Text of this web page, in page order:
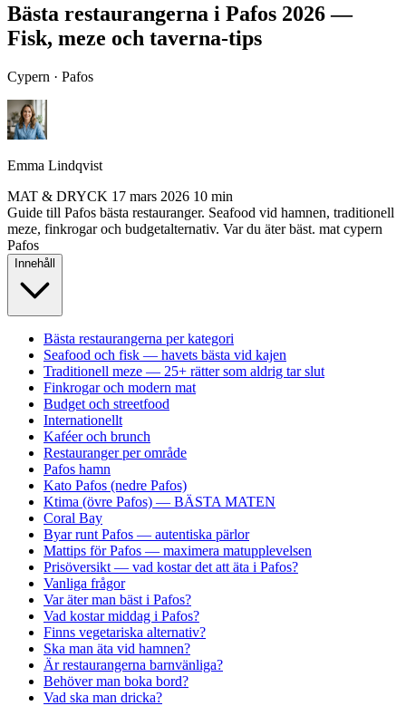
Bästa restaurangerna i Pafos 2026 —
Fisk, meze och taverna-tips
Cypern · Pafos
Emma Lindqvist
MAT & DRYCK 17 mars 2026 10 min
Guide till Pafos bästa restauranger. Seafood vid hamnen, traditionell
meze, finkrogar och budgetalternativ. Var du äter bäst. mat cypern
Pafos
Innehåll
Bästa restaurangerna per kategori
Seafood och fisk — havets bästa vid kajen
Traditionell meze — 25+ rätter som aldrig tar slut
Finkrogar och modern mat
Budget och streetfood
Internationellt
Kaféer och brunch
Restauranger per område
Pafos hamn
Kato Pafos (nedre Pafos)
Ktima (övre Pafos) — BÄSTA MATEN
Coral Bay
Byar runt Pafos — autentiska pärlor
Mattips för Pafos — maximera matupplevelsen
Prisöversikt — vad kostar det att äta i Pafos?
Vanliga frågor
Var äter man bäst i Pafos?
Vad kostar middag i Pafos?
Finns vegetariska alternativ?
Ska man äta vid hamnen?
Är restaurangerna barnvänliga?
Behöver man boka bord?
Vad ska man dricka?